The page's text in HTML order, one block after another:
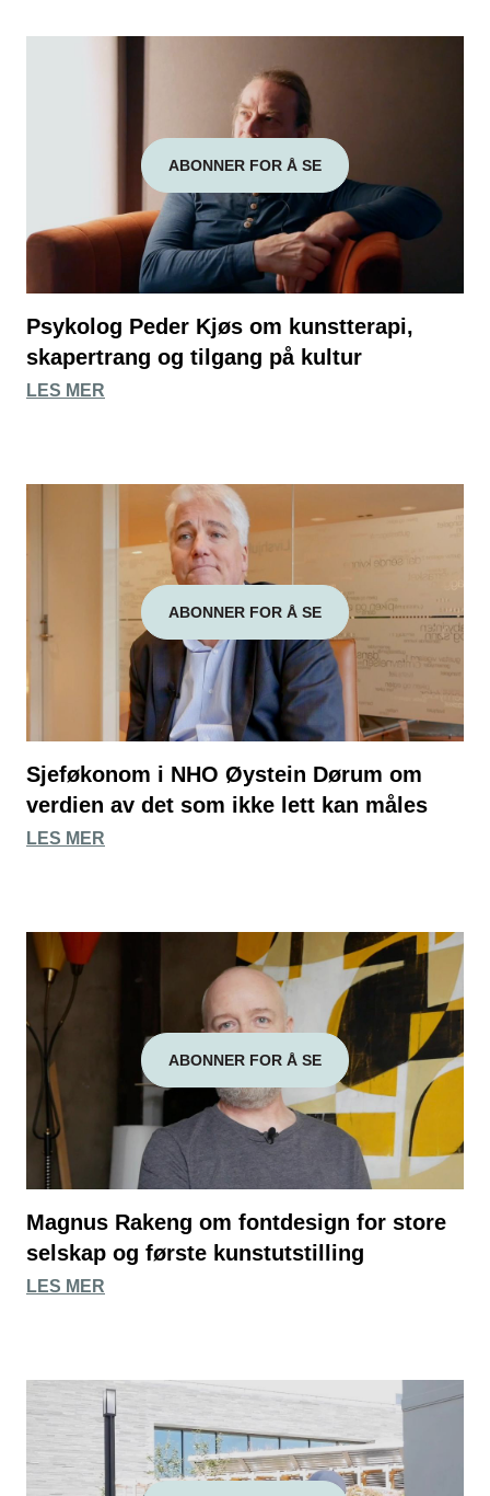
ABONNER FOR Å SE
Psykolog Peder Kjøs om kunstterapi,
skapertrang og tilgang på kultur
LES MER
ABONNER FOR Å SE
Sjeføkonom i NHO Øystein Dørum om
verdien av det som ikke lett kan måles
LES MER
ABONNER FOR Å SE
Magnus Rakeng om fontdesign for store
selskap og første kunstutstilling
LES MER